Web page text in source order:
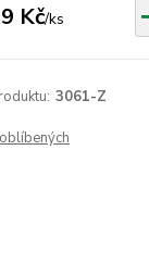
Kč/ks
3061-Z